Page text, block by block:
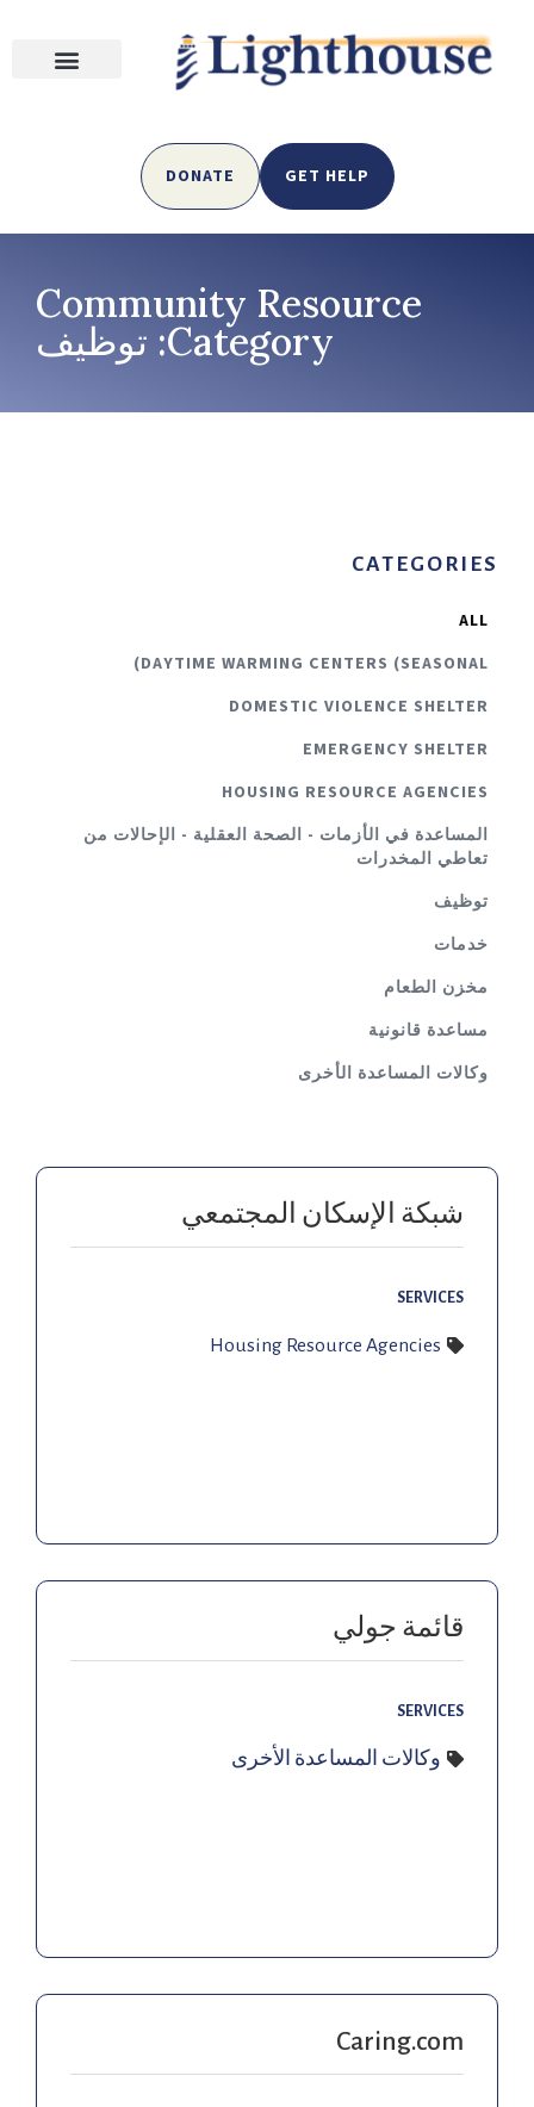
GET HELP
DONATE
Community Resource
Category: توظيف
CATEGORIES
DAYTIME WARMING CENTERS (SEASONAL)
DOMESTIC VIOLENCE SHELTER
EMERGENCY SHELTER
HOUSING RESOURCE AGENCIES
المساعدة في الأزمات - الصحة العقلية - الإحالات من
تعاطي المخدرات
توظيف
خدمات
مخزن الطعام
مساعدة قانونية
وكالات المساعدة الأخرى
ALL
شبكة الإسكان المجتمعي
SERVICES
Housing Resource Agencies
قائمة جولي
SERVICES
وكالات المساعدة الأخرى
Caring.com